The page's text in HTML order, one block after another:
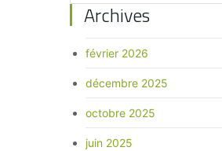
Archives
février 2026
décembre 2025
octobre 2025
juin 2025